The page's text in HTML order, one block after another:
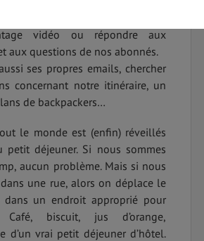
vidéo ou répondre aux
aux questions de nos abonnés.
ses propres emails, chercher
concernant notre itinéraire, un
de backpackers…
le monde est (enfin) réveillés
petit déjeuner. Si nous sommes
aucun problème. Mais si nous
une rue, alors on déplace le
dans un endroit approprié pour
Café, biscuit, jus d’orange,
d’un vrai petit déjeuner d’hôtel.